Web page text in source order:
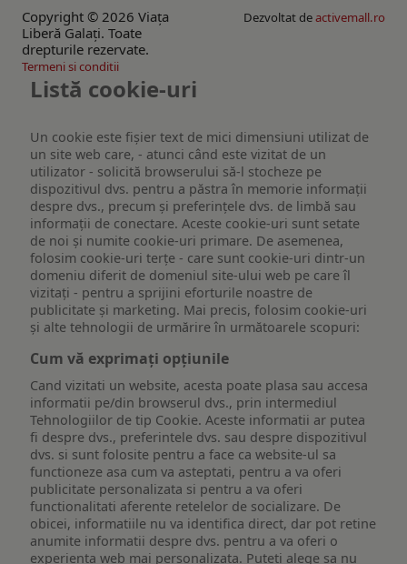
Copyright © 2026 Viaţa
Liberă Galaţi. Toate
drepturile rezervate.
Dezvoltat deactivemall.ro
Termeni si conditii
Listă cookie-uri
Un cookie este fişier text de mici dimensiuni utilizat de
un site web care, - atunci când este vizitat de un
utilizator - solicită browserului să-l stocheze pe
dispozitivul dvs. pentru a păstra în memorie informații
despre dvs., precum și preferințele dvs. de limbă sau
informații de conectare. Aceste cookie-uri sunt setate
de noi și numite cookie-uri primare. De asemenea,
folosim cookie-uri terțe - care sunt cookie-uri dintr-un
domeniu diferit de domeniul site-ului web pe care îl
vizitați - pentru a sprijini eforturile noastre de
publicitate și marketing. Mai precis, folosim cookie-uri
și alte tehnologii de urmărire în următoarele scopuri:
Cum vă exprimați opțiunile
Cand vizitati un website, acesta poate plasa sau accesa
informatii pe/din browserul dvs., prin intermediul
Tehnologiilor de tip Cookie. Aceste informatii ar putea
fi despre dvs., preferintele dvs. sau despre dispozitivul
dvs. si sunt folosite pentru a face ca website-ul sa
functioneze asa cum va asteptati, pentru a va oferi
publicitate personalizata si pentru a va oferi
functionalitati aferente retelelor de socializare. De
obicei, informatiile nu va identifica direct, dar pot retine
anumite informatii despre dvs. pentru a va oferi o
experienta web mai personalizata. Puteti alege sa nu